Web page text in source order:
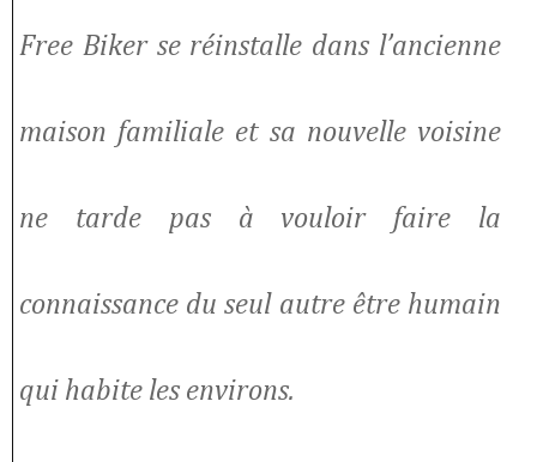
Free Biker se réinstalle dans l’ancienne
maison familiale et sa nouvelle voisine
ne tarde pas à vouloir faire la
connaissance du seul autre être humain
qui habite les environs.